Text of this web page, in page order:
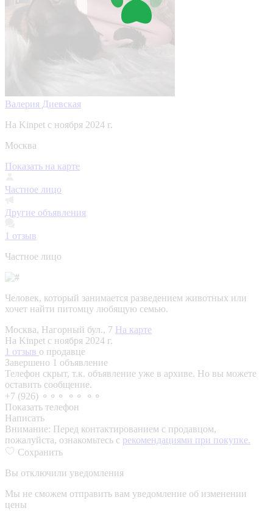
Валерия Диевская
На Kinpet c ноября 2024 г.
Москва
Показать на карте
Частное лицо
Другие объявления
1 отзыв
Частное лицо
Человек, который занимается разведением животных или
хочет найти питомцу любящую семью.
Москва, Нагорный бул., 7 На карте
На Kinpet c ноября 2024 г.
1 отзыв о продавце
Завершено 1 объявление
Телефон скрыт, т.к. объявление уже в архиве. Но вы можете
оставить сообщение.
+7 (926) ⚬⚬⚬ ⚬⚬ ⚬⚬
Показать телефон
Написать
Внимание: Перед контактированием с продавцом,
пожалуйста, ознакомьтесь с рекомендациями при покупке.
Сохранить
Вы отключили уведомления
Мы не сможем отправить вам уведомление об изменении
цены